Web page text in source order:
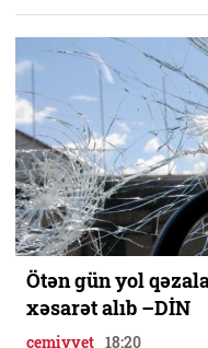
Ötən gün yol
xəsarət alıb –DİN
cemiyyet 18:20